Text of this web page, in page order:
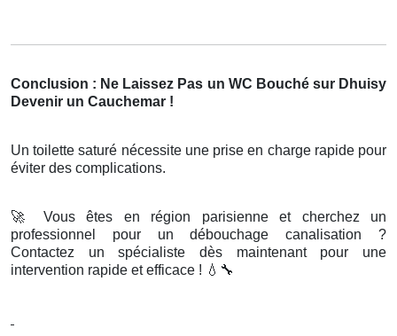
Conclusion : Ne Laissez Pas un WC Bouché sur Dhuisy
Devenir un Cauchemar !
Un toilette saturé nécessite une prise en charge rapide pour
éviter des complications.
🚀
Vous êtes en région parisienne et cherchez un
professionnel pour un débouchage canalisation ?
Contactez un spécialiste dès maintenant pour une
intervention rapide et efficace ! 💧🔧